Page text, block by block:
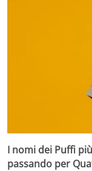
I nomi dei Puffi
passando per